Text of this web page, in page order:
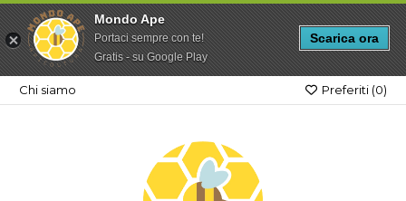
Mondo Ape
Portaci sempre con te!
Gratis - su Google Play
Scarica ora
Chi siamo Preferiti (0)